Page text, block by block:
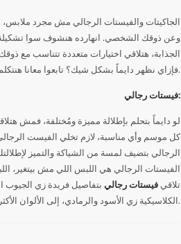
الجاكيتات والفيستات الرجالي مش مجرد
وعن ذوقك الشخصي. انهارده هنشوف سوا تشكيلة
الجذابة، هتلاقي اختيارات متعددة تتناسب مع
فإزاي نظهر دايماً بشكل شيك؟ تابعوا معانا هنتكلم عن كولكشن واسعة من الفيستات الرجالي اللي هتخلي إطلالتك مميزة ومختلفة.
فيستات رجالي:
لو دايماً بتحلم بإطلالة مميزة ومُختلفة، فمش
الرجالي بتضيف لمسة من الشياكة والتميز
الفيستات الرجالي هي اللبس اللي مش بيتغير،
تلاقي فيستات رجالي بتفاصيل فريدة زي الجيوب
الكلاسيكية زي الأسود والرمادي، إلى الألوان الأكثر جرأة زي الأخضر الغامق أو البني، تقدر تلاقي اللون اللي يناسب ذوقك ويتناسب مع باقي ملابسك.